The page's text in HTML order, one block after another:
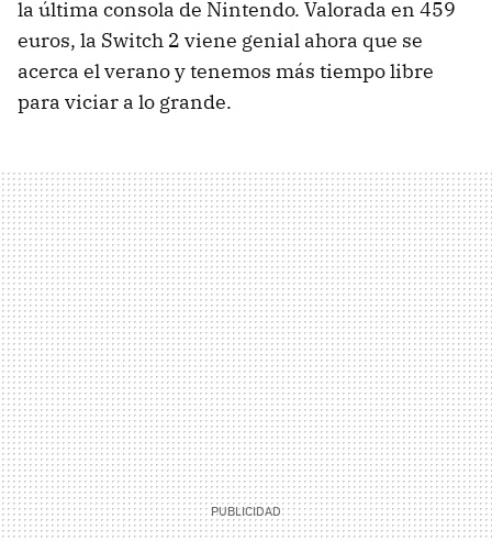
la última consola de Nintendo. Valorada en 459
euros, la Switch 2 viene genial ahora que se
acerca el verano y tenemos más tiempo libre
para viciar a lo grande.